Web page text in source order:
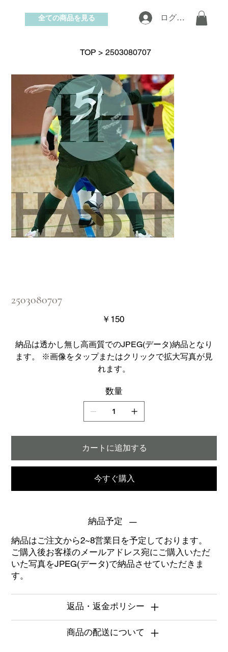
お問い合わせ
ログイン
全ての商品を見る
TOP > 2503080707
2503080707
価
格
￥150
納品は透かし無し高画質でのJPEG(データ)納品となり
ます。 ※画像をタップまたはクリックで拡大写真が見
れます。
数量
カートに追加する
今すぐ購入
納品予定
納品はご注文から2~8営業日を予定しております。
ご購入後お客様のメールアドレス宛にご購入いただ
いた写真をJPEG(データ)で納品させていただきま
す。
返品・返金ポリシー
商品の配送について